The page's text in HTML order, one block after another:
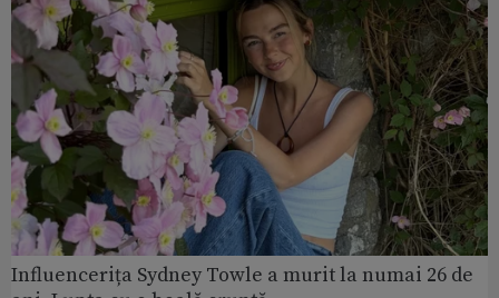
Influencerița Sydney Towle a murit la numai 26 de